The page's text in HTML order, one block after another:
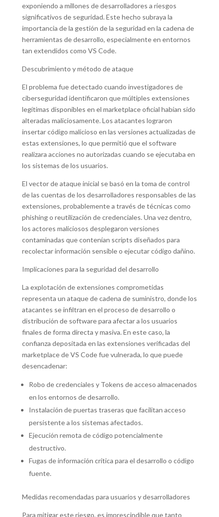
exponiendo a millones de desarrolladores a riesgos
significativos de seguridad. Este hecho subraya la
importancia de la gestión de la seguridad en la cadena de
herramientas de desarrollo, especialmente en entornos
tan extendidos como VS Code.
Descubrimiento y método de ataque
El problema fue detectado cuando investigadores de
ciberseguridad identificaron que múltiples extensiones
legítimas disponibles en el marketplace oficial habían sido
alteradas maliciosamente. Los atacantes lograron
insertar código malicioso en las versiones actualizadas de
estas extensiones, lo que permitió que el software
realizara acciones no autorizadas cuando se ejecutaba en
los sistemas de los usuarios.
El vector de ataque inicial se basó en la toma de control
de las cuentas de los desarrolladores responsables de las
extensiones, probablemente a través de técnicas como
phishing o reutilización de credenciales. Una vez dentro,
los actores maliciosos desplegaron versiones
contaminadas que contenían scripts diseñados para
recolectar información sensible o ejecutar código dañino.
Implicaciones para la seguridad del desarrollo
La explotación de extensiones comprometidas
representa un ataque de cadena de suministro, donde los
atacantes se infiltran en el proceso de desarrollo o
distribución de software para afectar a los usuarios
finales de forma directa y masiva. En este caso, la
confianza depositada en las extensiones verificadas del
marketplace de VS Code fue vulnerada, lo que puede
desencadenar:
Robo de credenciales y Tokens de acceso almacenados
en los entornos de desarrollo.
Instalación de puertas traseras que facilitan acceso
persistente a los sistemas afectados.
Ejecución remota de código potencialmente
destructivo.
Fugas de información crítica para el desarrollo o código
fuente.
Medidas recomendadas para usuarios y desarrolladores
Para mitigar este riesgo, es imprescindible que tanto